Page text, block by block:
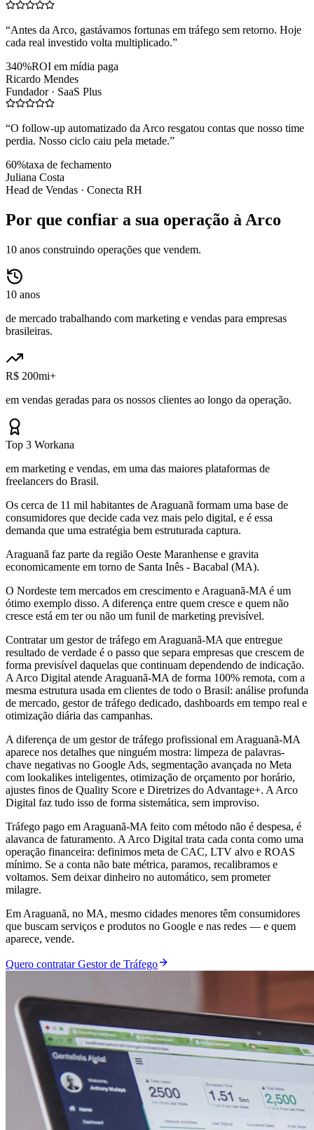
“Antes da Arco, gastávamos fortunas em tráfego sem retorno. Hoje
cada real investido volta multiplicado.”
340%ROI em mídia paga
Ricardo Mendes
Fundador · SaaS Plus
“O follow-up automatizado da Arco resgatou contas que nosso time
perdia. Nosso ciclo caiu pela metade.”
60%taxa de fechamento
Juliana Costa
Head de Vendas · Conecta RH
Por que confiar a sua operação à Arco
10 anos construindo operações que vendem.
10 anos
de mercado trabalhando com marketing e vendas para empresas
brasileiras.
R$ 200mi+
em vendas geradas para os nossos clientes ao longo da operação.
Top 3 Workana
em marketing e vendas, em uma das maiores plataformas de
freelancers do Brasil.
Os cerca de 11 mil habitantes de Araguanã formam uma base de
consumidores que decide cada vez mais pelo digital, e é essa
demanda que uma estratégia bem estruturada captura.
Araguanã faz parte da região Oeste Maranhense e gravita
economicamente em torno de Santa Inês - Bacabal (MA).
O Nordeste tem mercados em crescimento e Araguanã-MA é um
ótimo exemplo disso. A diferença entre quem cresce e quem não
cresce está em ter ou não um funil de marketing previsível.
Contratar um gestor de tráfego em Araguanã-MA que entregue
resultado de verdade é o passo que separa empresas que crescem de
forma previsível daquelas que continuam dependendo de indicação.
A Arco Digital atende Araguanã-MA de forma 100% remota, com a
mesma estrutura usada em clientes de todo o Brasil: análise profunda
de mercado, gestor de tráfego dedicado, dashboards em tempo real e
otimização diária das campanhas.
A diferença de um gestor de tráfego profissional em Araguanã-MA
aparece nos detalhes que ninguém mostra: limpeza de palavras-
chave negativas no Google Ads, segmentação avançada no Meta
com lookalikes inteligentes, otimização de orçamento por horário,
ajustes finos de Quality Score e Diretrizes do Advantage+. A Arco
Digital faz tudo isso de forma sistemática, sem improviso.
Tráfego pago em Araguanã-MA feito com método não é despesa, é
alavanca de faturamento. A Arco Digital trata cada conta como uma
operação financeira: definimos meta de CAC, LTV alvo e ROAS
mínimo. Se a conta não bate métrica, paramos, recalibramos e
voltamos. Sem deixar dinheiro no automático, sem prometer
milagre.
Em Araguanã, no MA, mesmo cidades menores têm consumidores
que buscam serviços e produtos no Google e nas redes — e quem
aparece, vende.
Quero contratar Gestor de Tráfego